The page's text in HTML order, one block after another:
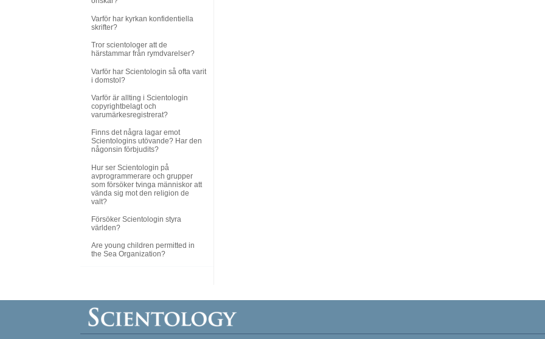
Varför har kyrkan konfidentiella
skrifter?
Tror scientologer att de
härstammar från rymdvarelser?
Varför har Scientologin så ofta varit
i domstol?
Varför är allting i Scientologin
copyrightbelagt och
varumärkesregistrerat?
Finns det några lagar emot
Scientologins utövande? Har den
någonsin förbjudits?
Hur ser Scientologin på
avprogrammerare och grupper
som försöker tvinga människor att
vända sig mot den religion de
valt?
Försöker Scientologin styra
världen?
Are young children permitted in
the Sea Organization?